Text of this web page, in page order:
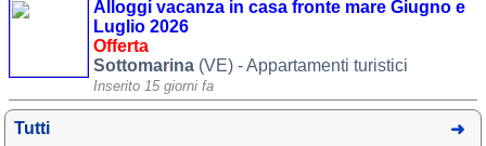
Alloggi vacanza in casa fronte mare Giugno e
Luglio 2026
Offerta
Sottomarina (VE) - Appartamenti turistici
Inserito 15 giorni fa
Tutti